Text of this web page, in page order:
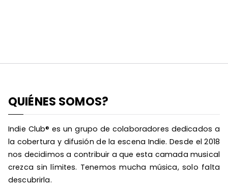
QUIÉNES SOMOS?
Indie Club® es un grupo de colaboradores dedicados a
la cobertura y difusión de la escena Indie. Desde el 2018
nos decidimos a contribuir a que esta camada musical
crezca sin límites. Tenemos mucha música, solo falta
descubrirla.